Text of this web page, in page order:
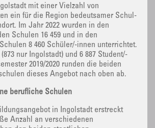
mit einer Vielzahl von
ein für die Region bedeutsamer Schul-
Im Jahr 2022 wurden in den
Schulen 16 459 und in den
8 460 Schüler/-innen unterrichtet.
nur Ingolstadt) und 6 887 Student/-
2019/2020 runden die beiden
dieses Angebot nach oben ab.
berufliche Schulen
in Ingolstadt erstreckt
Anzahl an verschiedenen